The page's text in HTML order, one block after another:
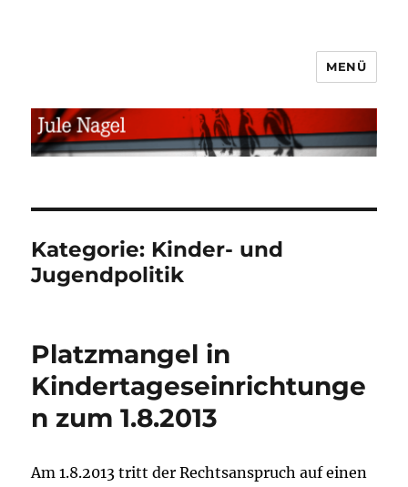
MENÜ
Kategorie: Kinder- und
Jugendpolitik
Platzmangel in
Kindertageseinrichtunge
n zum 1.8.2013
Am 1.8.2013 tritt der Rechtsanspruch auf einen